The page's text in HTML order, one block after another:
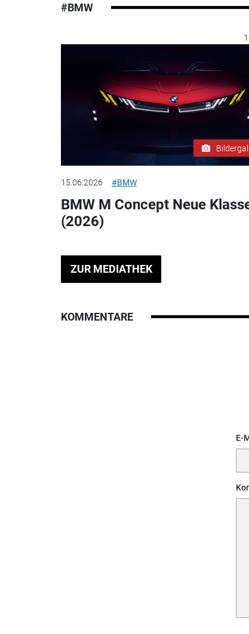
#BMW
15.06.2026 #BMW
BMW M Concept Neue
(2026)
ZUR MEDIATHEK
KOMMENTARE
E-